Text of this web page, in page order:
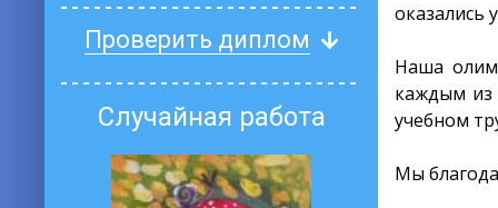
Проверить диплом
Случайная работа
оказались
Наша
каждым из
учебном
Мы